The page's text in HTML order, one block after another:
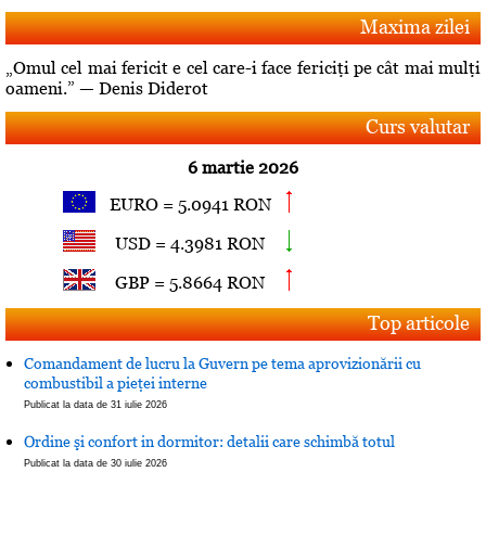
Maxima zilei
„Omul cel mai fericit e cel care-i face fericiţi pe cât mai mulţi
oameni.” — Denis Diderot
Curs valutar
6 martie 2026
EURO = 5.0941 RON
USD = 4.3981 RON
GBP = 5.8664 RON
Top articole
Comandament de lucru la Guvern pe tema aprovizionării cu
combustibil a pieţei interne
Publicat la data de 31 iulie 2026
Ordine şi confort in dormitor: detalii care schimbă totul
Publicat la data de 30 iulie 2026